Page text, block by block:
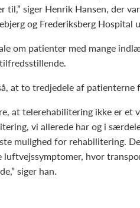
siger Henrik Hansen, der
og Frederiksberg
om patienter med mange
at to tredjedele af
at telerehabilitering ikke er et
vi allerede har og i
mulighed for rehabilitering.
hvor
siger han.